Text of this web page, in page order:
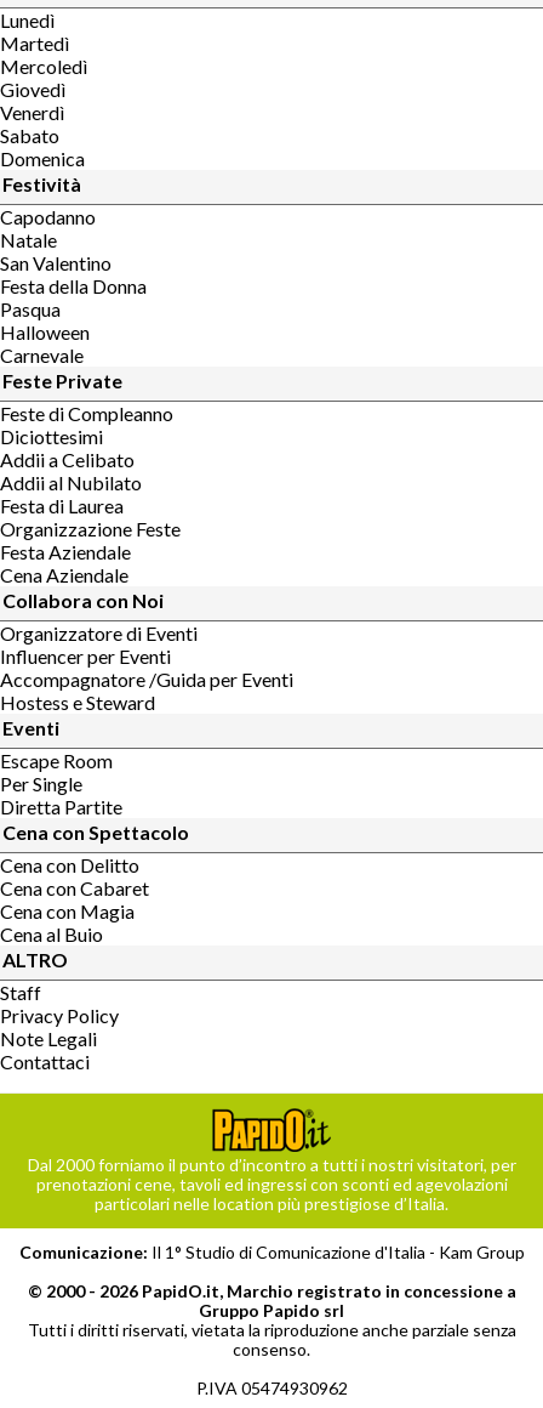
Lunedì
Martedì
Mercoledì
Giovedì
Venerdì
Sabato
Domenica
Festività
Capodanno
Natale
San Valentino
Festa della Donna
Pasqua
Halloween
Carnevale
Feste Private
Feste di Compleanno
Diciottesimi
Addii a Celibato
Addii al Nubilato
Festa di Laurea
Organizzazione Feste
Festa Aziendale
Cena Aziendale
Collabora con Noi
Organizzatore di Eventi
Influencer per Eventi
Accompagnatore /Guida per Eventi
Hostess e Steward
Eventi
Escape Room
Per Single
Diretta Partite
Cena con Spettacolo
Cena con Delitto
Cena con Cabaret
Cena con Magia
Cena al Buio
ALTRO
Staff
Privacy Policy
Note Legali
Contattaci
Dal 2000 forniamo il punto d’incontro a tutti i nostri visitatori, per
prenotazioni cene, tavoli ed ingressi con sconti ed agevolazioni
particolari nelle location più prestigiose d’Italia.
Comunicazione: Il 1° Studio di Comunicazione d'Italia - Kam Group
© 2000 - 2026 PapidO.it, Marchio registrato in concessione a
Gruppo Papido srl
Tutti i diritti riservati, vietata la riproduzione anche parziale senza
consenso.
P.IVA 05474930962